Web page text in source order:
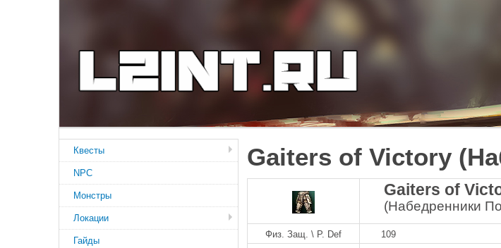
Gaiters of Victory
Gaiters of
(Набедренники
Физ. Защ. \ P. Def
109
Квесты
NPC
Монстры
Локации
Гайды